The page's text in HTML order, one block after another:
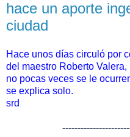
hace un aporte
ciudad
Hace unos días circuló por
del maestro Roberto
no pocas veces se le
se explica solo.
srd